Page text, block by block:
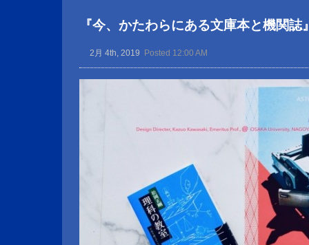
『今、かたわらにある文庫本と機関誌
2月 4th, 2019 Posted 12:00 AM